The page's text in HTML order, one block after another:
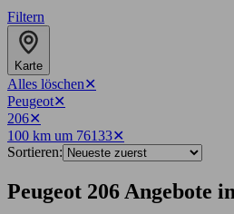
Filtern
Karte
Alles löschen✕
Peugeot✕
206✕
100 km um 76133✕
Sortieren:
Peugeot 206 Angebote